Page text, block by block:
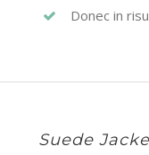
Donec in
Suede